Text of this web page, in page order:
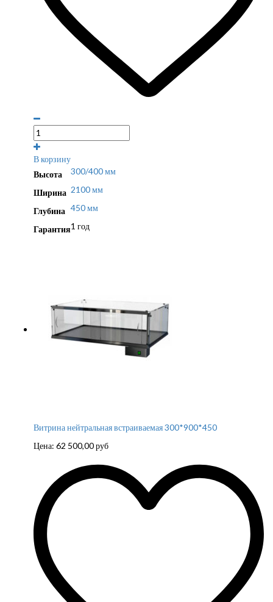
В корзину
Высота
300/400 мм
Ширина 2100 мм
Глубина 450 мм
Гарантия1 год
Витрина нейтральная встраиваемая 300*900*450
Цена: 62 500,00руб